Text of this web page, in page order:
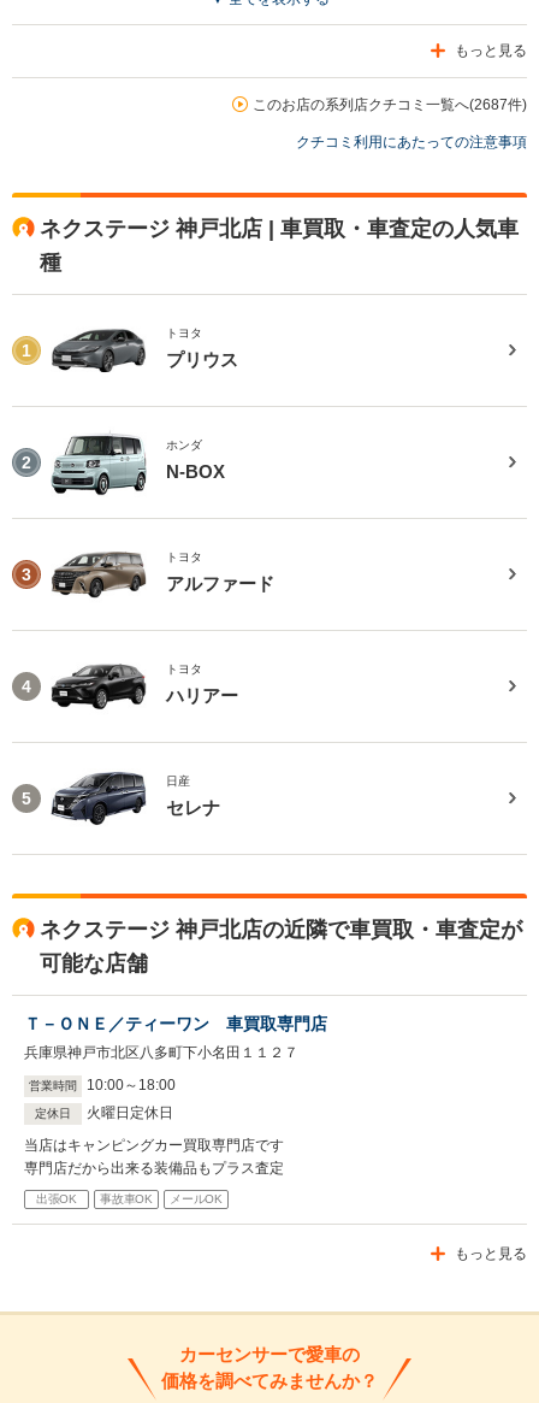
もっと見る
このお店の系列店クチコミ一覧へ(2687件)
クチコミ利用にあたっての注意事項
ネクステージ 神戸北店 | 車買取・車査定の人気車
種
1
トヨタ
プリウス
2
ホンダ
N-BOX
3
トヨタ
アルファード
4
トヨタ
ハリアー
5
日産
セレナ
ネクステージ 神戸北店の近隣で車買取・車査定が
可能な店舗
Ｔ－ＯＮＥ／ティーワン 車買取専門店
兵庫県神戸市北区八多町下小名田１１２７
営業時間 10:00～ 18:00
定休日
火曜日定休日
当店はキャンピングカー買取専門店です
専門店だから出来る装備品もプラス査定
出張OK 事故車OK メールOK
もっと見る
カーセンサーで愛車の
価格を調べてみませんか？